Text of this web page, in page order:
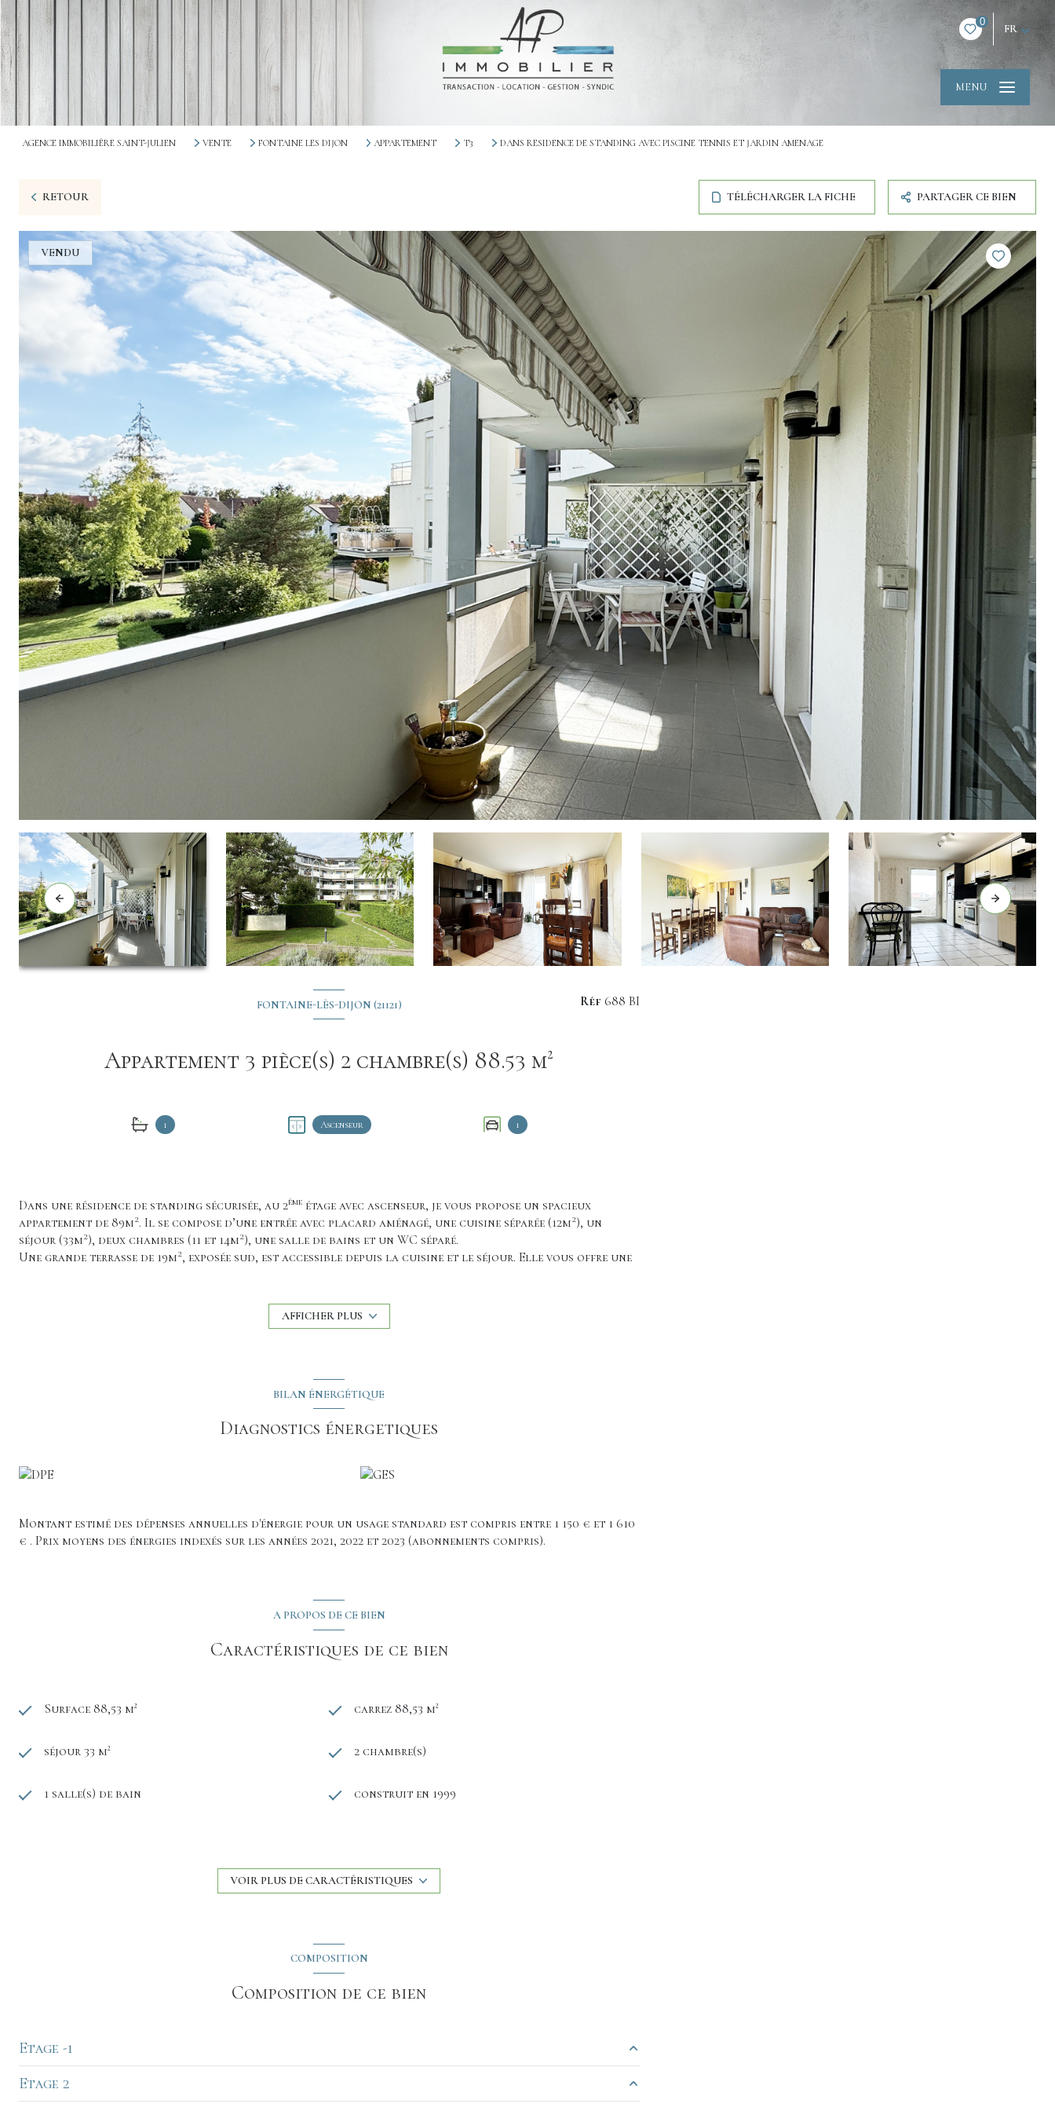
0
FR
MENU
AGENCE IMMOBILIÈRE SAINT-JULIEN VENTE FONTAINE LES DIJON APPARTEMENT T3 DANS RESIDENCE DE STANDING AVEC PISCINE TENNIS ET JARDIN AMENAGE
RETOUR TÉLÉCHARGER LA FICHE PARTAGER CE BIEN
VENDU
FONTAINE-LÈS-DIJON (21121)
Appartement 3 pièce(s) 2 chambre(s) 88.53 m²
1 Ascenseur 1
Réf 688 BI
Dans une résidence de standing sécurisée, au 2ème étage avec ascenseur, je vous propose un spacieux
appartement de 89m2. Il se compose d’une entrée avec placard aménagé, une cuisine séparée (12m2), un
séjour (33m2), deux chambres (11 et 14m2), une salle de bains et un WC séparé.
Une grande terrasse de 19m2, exposée sud, est accessible depuis la cuisine et le séjour. Elle vous offre une
Au sein de la copropriété, vous profiterez d’un accès pour 7 personnes à la piscine, d’un terrain de tennis
Je reste à votre disposition pour vous faire découvrir ce bien. Une visite virtuelle est disponible sur
Cette annonce est rédigée par Christelle BROVADAN 06 71 71 69 50 - Agent Commercial inscrite au RSAC
AFFICHER PLUS
BILAN ÉNERGÉTIQUE
Diagnostics énergetiques
Montant estimé des dépenses annuelles d'énergie pour un usage standard est compris entre 1 150 € et 1 610
€ . Prix moyens des énergies indexés sur les années 2021, 2022 et 2023 (abonnements compris).
A PROPOS DE CE BIEN
Caractéristiques de ce bien
Surface 88,53 m² carrez 88,53 m²
séjour 33 m² 2 chambre(s)
1 salle(s) de bain construit en 1999
exposition Nord-Sud
ascenseur
VOIR PLUS DE CARACTÉRISTIQUES
COMPOSITION
Composition de ce bien
Etage -1
cave
Etage 2